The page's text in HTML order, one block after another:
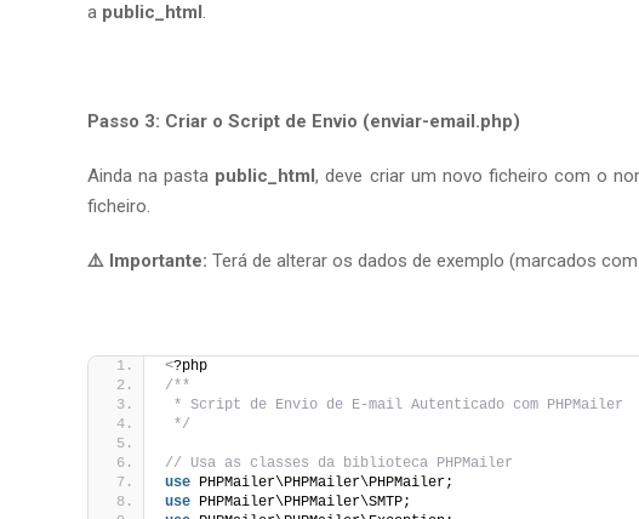
a public_html.
Passo 3: Criar o Script de Envio (enviar-email.php)
Ainda na pasta public_html, deve criar um novo ficheiro com o
ficheiro.
⚠️ Importante: Terá de alterar os dados de exemplo (marcados
<?php
/**
* Script de Envio de E-mail Autenticado com PHPMailer
*/
// Usa as classes da biblioteca PHPMailer
use PHPMailer\PHPMailer\PHPMailer;
use PHPMailer\PHPMailer\SMTP;